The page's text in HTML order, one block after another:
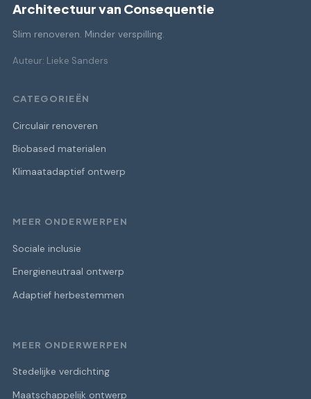
Architectuur van Consequentie
Slim renoveren. Minder verspilling.
Auteur: Lieke Sanders
CATEGORIEËN
Circulair renoveren
Biobased materialen
Klimaatadaptief ontwerp
MEER ONDERWERPEN
Sociale inclusie
Energieneutraal ontwerp
Adaptief herbestemmen
MEER ONDERWERPEN
Stedelijke verdichting
Maatschappelijk ontwerp